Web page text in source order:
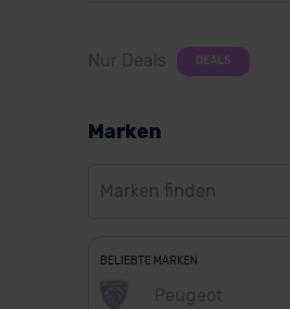
Nur Deals DEALS
Marken
BELIEBTE MARKEN
Peugeot